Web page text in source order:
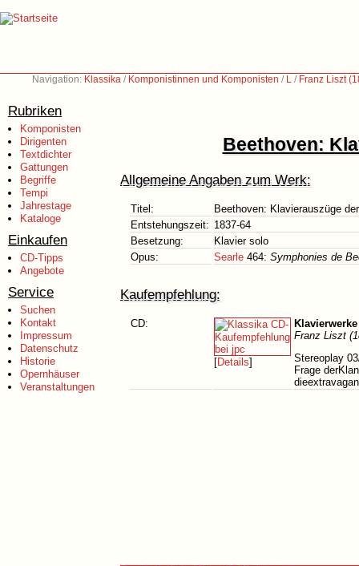
Navigation: Klassika / Komponistinnen und Komponisten / L / Franz Liszt
Rubriken
Komponisten
Dirigenten
Textdichter
Gattungen
Begriffe
Tempi
Jahrestage
Kataloge
Einkaufen
CD-Tipps
Angebote
Service
Suchen
Kontakt
Impressum
Datenschutz
Historie
Opernhäuser
Veranstaltungen
Beethoven:
Allgemeine Angaben zum Werk:
Titel:
Beethoven: Klavierauszüge
Entstehungszeit: 1837-64
Besetzung:
Klavier solo
Opus:
Searle 464: Symphonies de
Kaufempfehlung:
CD:
[Details]
Franz Liszt
Stereoplay
Frage